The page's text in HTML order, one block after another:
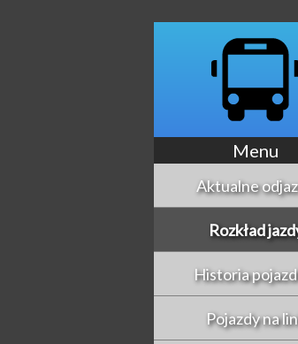
Menu
Aktualne
Rozkład
Historia
Pojazdy na